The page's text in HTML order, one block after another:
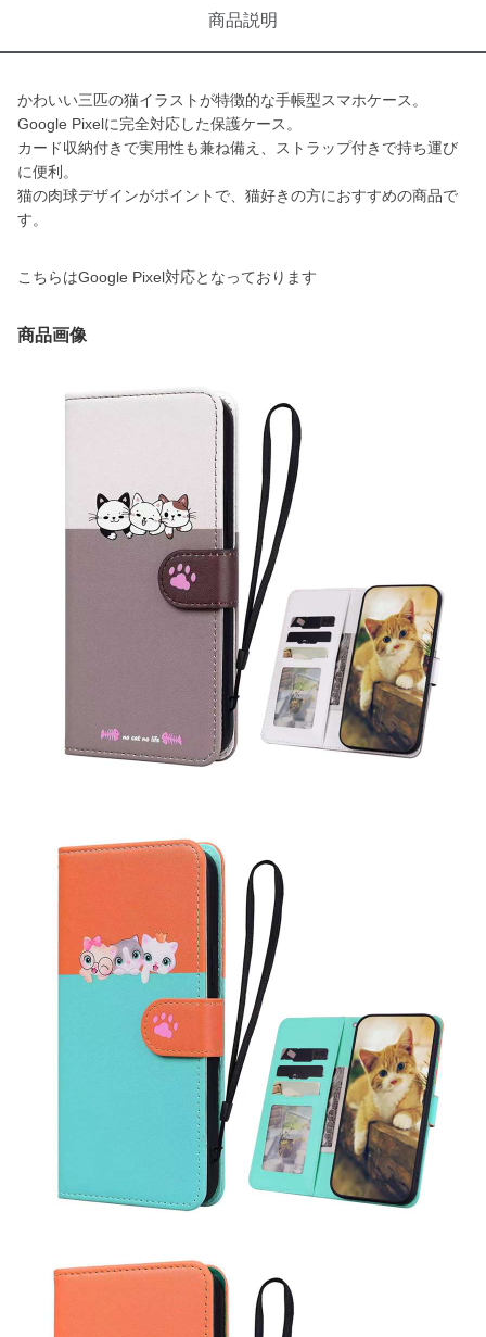
商品説明
かわいい三匹の猫イラストが特徴的な手帳型スマホケース。
Google Pixelに完全対応した保護ケース。
カード収納付きで実用性も兼ね備え、ストラップ付きで持ち運び
に便利。
猫の肉球デザインがポイントで、猫好きの方におすすめの商品で
す。
こちらはGoogle Pixel対応となっております
商品画像